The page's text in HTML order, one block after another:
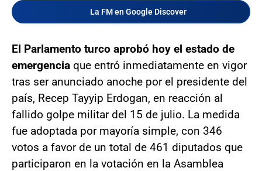
La FM en Google Discover
El Parlamento turco aprobó hoy el estado de
emergencia que entró inmediatamente en vigor
tras ser anunciado anoche por el presidente del
país, Recep Tayyip Erdogan, en reacción al
fallido golpe militar del 15 de julio. La medida
fue adoptada por mayoría simple, con 346
votos a favor de un total de 461 diputados que
participaron en la votación en la Asamblea